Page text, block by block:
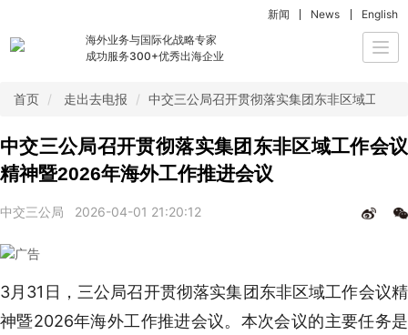
海外业务与国际化战略专家
成功服务300+优秀出海企业
新闻 News English
首页 走出去电报 中交三公局召开贯彻落实集团东非区域工作
中交三公局召开贯彻落实集团东非区域工作会议
精神暨2026年海外工作推进会议
中交三公局 2026-04-01 21:20:12
3月31日，三公局召开贯彻落实集团东非区域工作会议精
神暨2026年海外工作推进会议。本次会议的主要任务是